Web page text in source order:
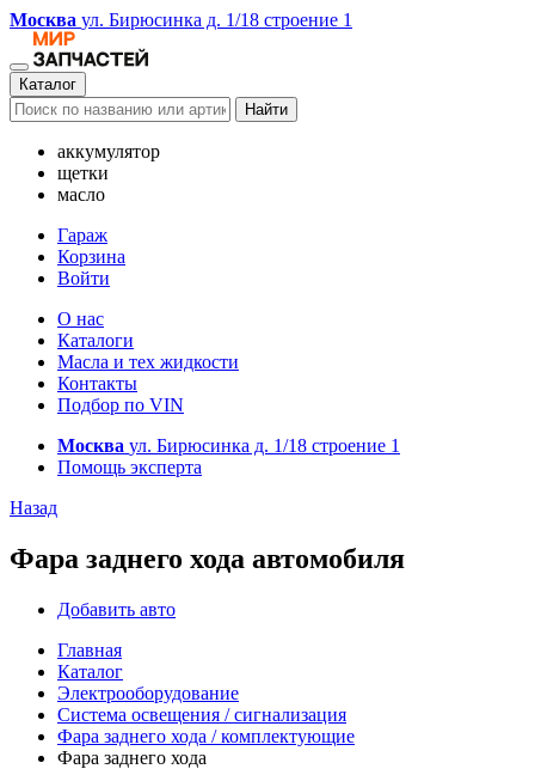
Москва ул. Бирюсинка д. 1/18 строение 1
Каталог
Найти
аккумулятор
щетки
масло
Гараж
Корзина
Войти
О нас
Каталоги
Масла и тех жидкости
Контакты
Подбор по VIN
Москва ул. Бирюсинка д. 1/18 строение 1
Помощь эксперта
Назад
Фара заднего хода автомобиля
Добавить авто
Главная
Каталог
Электрооборудование
Система освещения / сигнализация
Фара заднего хода / комплектующие
Фара заднего хода